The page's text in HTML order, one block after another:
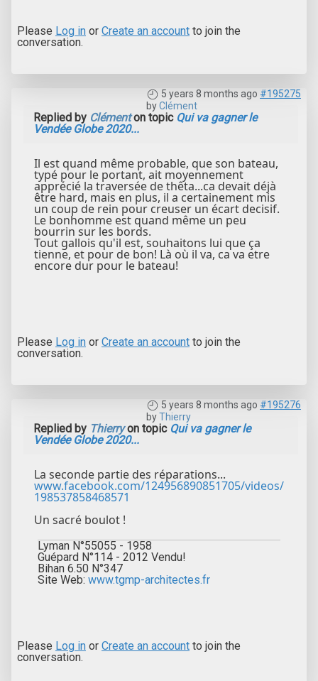
Please Log in or Create an account to join the
conversation.
5 years 8 months ago #195275
byClément
Replied by Clémenton topic Qui va gagner le
Vendée Globe 2020...
Il est quand même probable, que son bateau,
typé pour le portant, ait moyennement
apprécié la traversée de thêta...ca devait déjà
être hard, mais en plus, il a certainement mis
un coup de rein pour creuser un écart decisif.
Le bonhomme est quand même un peu
bourrin sur les bords.
Tout gallois qu'il est, souhaitons lui que ça
tienne, et pour de bon! Là où il va, ca va etre
encore dur pour le bateau!
Please Log in or Create an account to join the
conversation.
5 years 8 months ago #195276
byThierry
Replied by Thierryon topic Qui va gagner le
Vendée Globe 2020...
La seconde partie des réparations...
www.facebook.com/124956890851705/videos/
198537858468571
Un sacré boulot !
Lyman N°55055 - 1958
Guépard N°114 - 2012 Vendu!
Bihan 6.50 N°347
Site Web: www.tgmp-architectes.fr
Please Log in or Create an account to join the
conversation.